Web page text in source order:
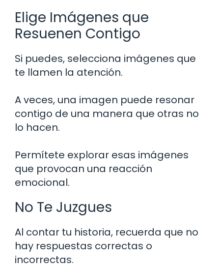
Elige Imágenes que
Resuenen Contigo
Si puedes, selecciona imágenes que
te llamen la atención.
A veces, una imagen puede resonar
contigo de una manera que otras no
lo hacen.
Permítete explorar esas imágenes
que provocan una reacción
emocional.
No Te Juzgues
Al contar tu historia, recuerda que no
hay respuestas correctas o
incorrectas.